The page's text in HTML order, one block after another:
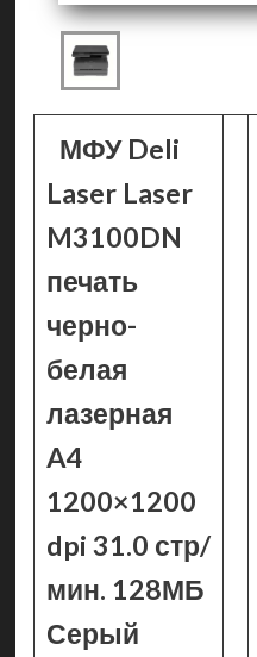
МФУ Deli
Laser Laser
M3100DN
печать
черно-
белая
лазерная
A4
1200×1200
dpi 31.0 стр/
мин. 128МБ
Серый